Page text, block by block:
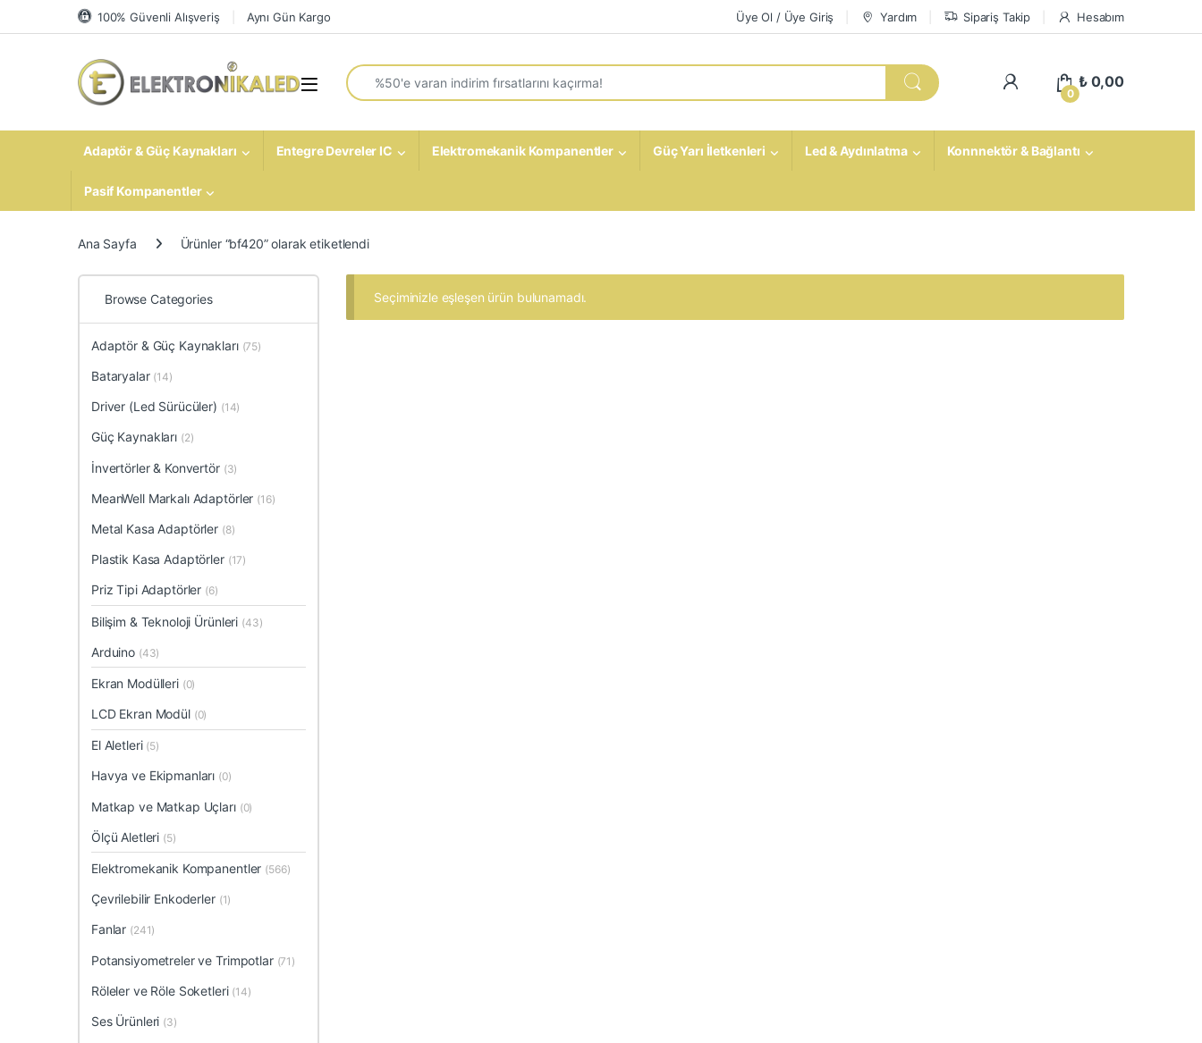
Skip to navigation
Skip to content 100% Güvenli Alışveriş Aynı Gün Kargo Üye Ol / Üye Giriş Yardım Sipariş Takip Hesabım
Open
Search for:
My Account
0
₺0,00
Adaptör & Güç Kaynakları Entegre Devreler IC Elektromekanik Kompanentler Güç Yarı İletkenleri Led & Aydınlatma Konnnektör & Bağlantı
Pasif Kompanentler
Ana Sayfa Ürünler “bf420” olarak etiketlendi
Seçiminizle eşleşen ürün bulunamadı.
Browse Categories
Adaptör & Güç Kaynakları (75)
Bataryalar (14)
Driver (Led Sürücüler) (14)
Güç Kaynakları (2)
İnvertörler & Konvertör (3)
MeanWell Markalı Adaptörler (16)
Metal Kasa Adaptörler (8)
Plastik Kasa Adaptörler (17)
Priz Tipi Adaptörler (6)
Bilişim & Teknoloji Ürünleri (43)
Arduino (43)
Ekran Modülleri (0)
LCD Ekran Modül (0)
El Aletleri (5)
Havya ve Ekipmanları (0)
Matkap ve Matkap Uçları (0)
Ölçü Aletleri (5)
Elektromekanik Kompanentler (566)
Çevrilebilir Enkoderler (1)
Fanlar (241)
Potansiyometreler ve Trimpotlar (71)
Röleler ve Röle Soketleri (14)
Ses Ürünleri (3)